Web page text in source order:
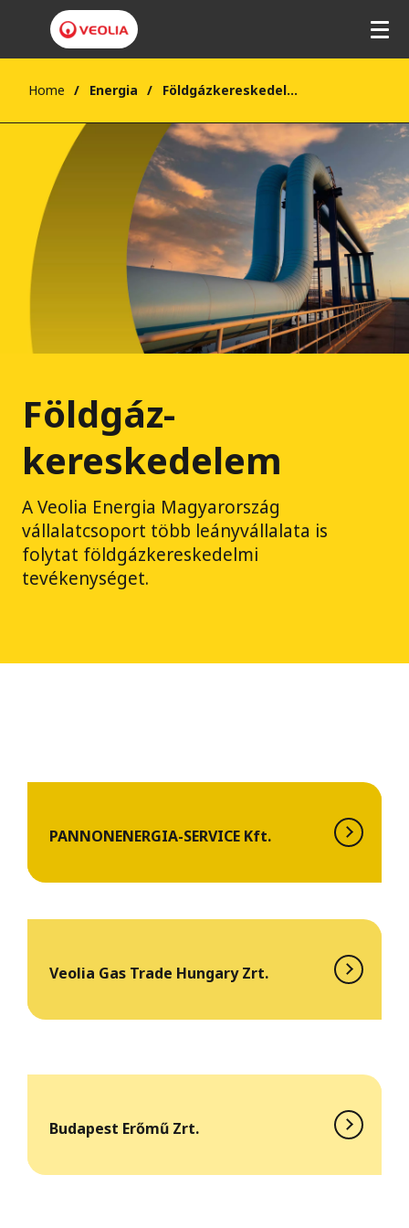
Home Energia Földgázkereskedelem
Földgáz-
kereskedelem
A Veolia Energia Magyarország
vállalatcsoport több leányvállalata is
folytat földgázkereskedelmi
tevékenységet.
PANNONENERGIA-SERVICE Kft.
Veolia Gas Trade Hungary Zrt.
Budapest Erőmű Zrt.